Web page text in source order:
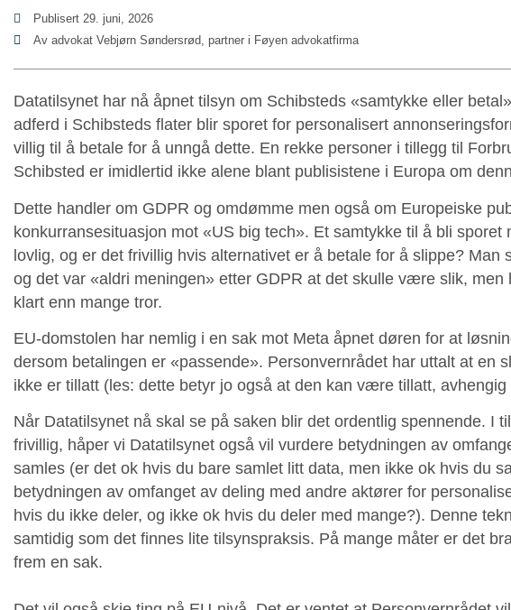
Publisert 29. juni, 2026
Av advokat Vebjørn Søndersrød, partner i Føyen advokatfirma
Datatilsynet har nå åpnet tilsyn om Schibsteds «samtykke eller
adferd i Schibsteds flater blir sporet for personalisert
villig til å betale for å unngå dette. En rekke personer i tillegg til
Schibsted er imidlertid ikke alene blant publisistene i Europa om
Dette handler om GDPR og omdømme men også om Europeiske
konkurransesituasjon mot «US big tech». Et samtykke til å bli
lovlig, og er det frivillig hvis alternativet er å betale for å slippe? Man
og det var «aldri meningen» etter GDPR at det skulle være slik, men
klart enn mange tror.
EU-domstolen har nemlig i en sak mot Meta åpnet døren for at
dersom betalingen er «passende». Personvernrådet har uttalt at en
ikke er tillatt (les: dette betyr jo også at den kan være tillatt,
Når Datatilsynet nå skal se på saken blir det ordentlig spennende. I
frivillig, håper vi Datatilsynet også vil vurdere betydningen av
samles (er det ok hvis du bare samlet litt data, men ikke ok hvis du
betydningen av omfanget av deling med andre aktører for
hvis du ikke deler, og ikke ok hvis du deler med mange?). Denne
samtidig som det finnes lite tilsynspraksis. På mange måter er det
frem en sak.